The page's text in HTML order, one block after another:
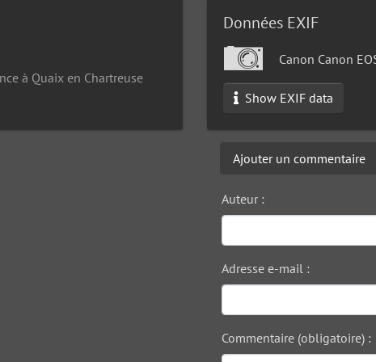
à Quaix en Chartreuse
Données EXIF
Canon Canon
Show EXIF data
Ajouter un commentaire
Auteur :
Adresse e-mail :
Commentaire (obligatoire) :